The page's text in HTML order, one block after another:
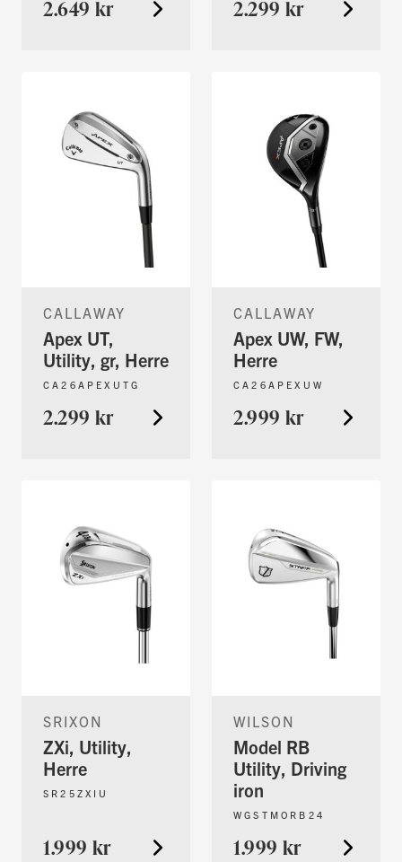
2.649 kr 2.299 kr
CALLAWAY
Apex UT,
Utility, gr, Herre
CA26APEXUTG
2.299 kr
CALLAWAY
Apex UW, FW,
Herre
CA26APEXUW
2.999 kr
SRIXON
ZXi, Utility,
Herre
SR25ZXIU
1.999 kr
WILSON
Model RB
Utility, Driving
iron
WGSTMORB24
1.999 kr